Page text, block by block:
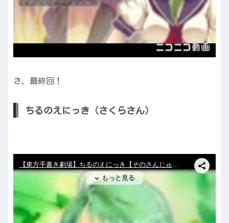
さ、最終回！
ちるのえにっき（さくらさん）